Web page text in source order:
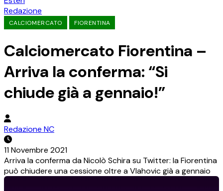
Redazione
CALCIOMERCATO FIORENTINA
Calciomercato Fiorentina –
Arriva la conferma: “Si
chiude già a gennaio!”
Redazione NC
11 Novembre 2021
Arriva la conferma da Nicolò Schira su Twitter: la Fiorentina
può chiudere una cessione oltre a Vlahovic già a gennaio